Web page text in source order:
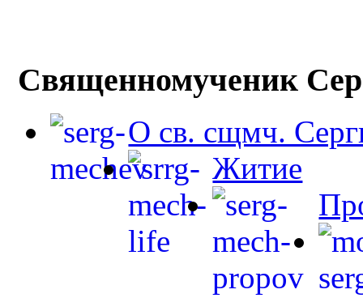
Священномученик
О св. сщмч.
Житие